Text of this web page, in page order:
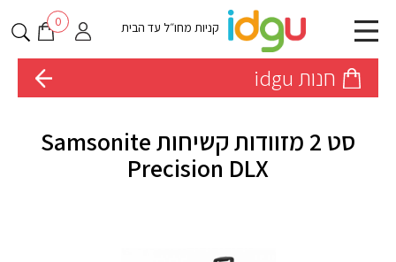
קניות מחו״ל עד הבית 0
חנות idgu
סט 2 מזוודות קשיחות Samsonite
Precision DLX